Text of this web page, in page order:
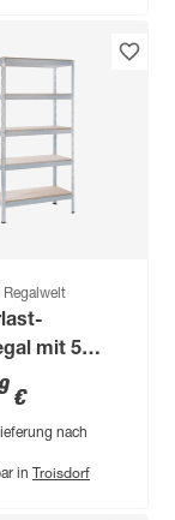
Regalwelt
mit 5
280 kg
verzinkt
x 45 cm
€
nach
in Troisdorf